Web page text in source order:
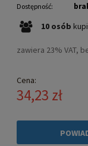
Dostępność:
10 osób
zawiera 23% VAT,
Cena:
34,23 zł